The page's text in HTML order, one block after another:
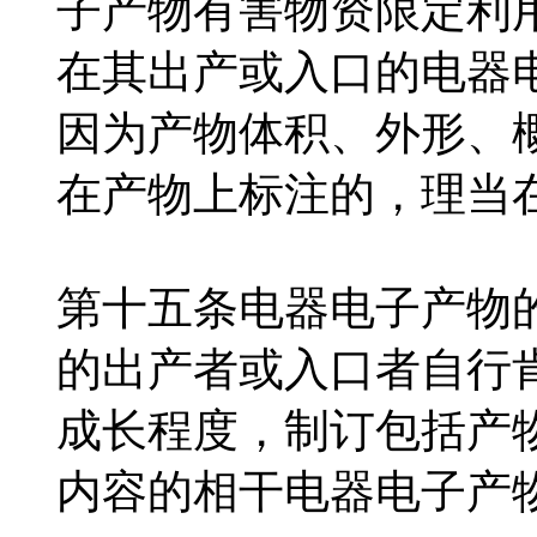
子产物有害物资限定利
在其出产或入口的电器
因为产物体积、外形、
在产物上标注的，理当
第十五条电器电子产物
的出产者或入口者自行
成长程度，制订包括产
内容的相干电器电子产